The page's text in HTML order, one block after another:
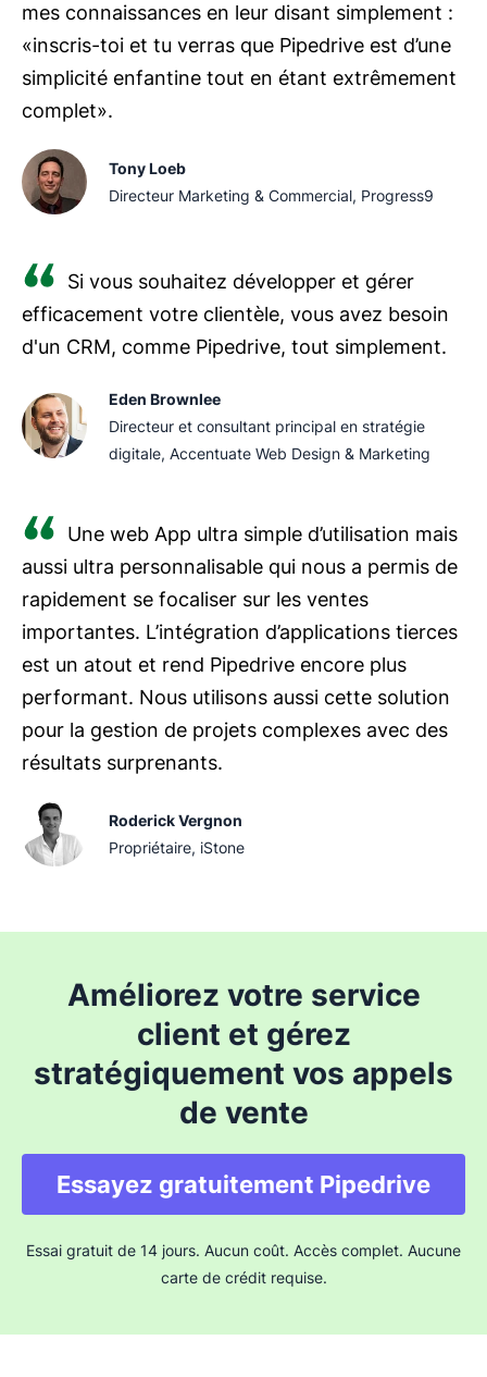
mes connaissances en leur disant simplement :
«inscris-toi et tu verras que Pipedrive est d’une
simplicité enfantine tout en étant extrêmement
complet».
Tony Loeb
Directeur Marketing & Commercial, Progress9
Si vous souhaitez développer et gérer
efficacement votre clientèle, vous avez besoin
d'un CRM, comme Pipedrive, tout simplement.
Eden Brownlee
Directeur et consultant principal en stratégie
digitale, Accentuate Web Design & Marketing
Une web App ultra simple d’utilisation mais
aussi ultra personnalisable qui nous a permis de
rapidement se focaliser sur les ventes
importantes. L’intégration d’applications tierces
est un atout et rend Pipedrive encore plus
performant. Nous utilisons aussi cette solution
pour la gestion de projets complexes avec des
résultats surprenants.
Roderick Vergnon
Propriétaire, iStone
Améliorez votre service
client et gérez
stratégiquement vos appels
de vente
Essayez gratuitement Pipedrive
Essai gratuit de 14 jours. Aucun coût. Accès complet. Aucune
carte de crédit requise.